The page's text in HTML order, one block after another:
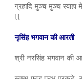
ग्रहादि मुञ्च मुञ्च स्वाहा
ll
नृसिंह भगवान की आरती
श्री नरसिंह भगवान की